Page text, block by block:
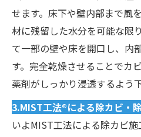
せます。床下や壁内部まで風
材に残留した水分を可能な限
て一部の壁や床を開口し、内
す。完全乾燥させることでカ
薬剤がしっかり浸透するよう
3.MIST工法®による除カビ・
いよMIST工法による除カビ